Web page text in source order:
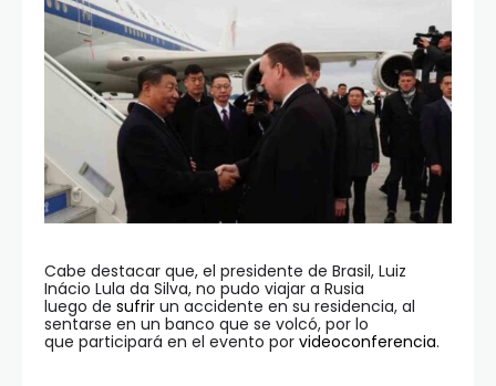
Cabe destacar que, el presidente de Brasil, Luiz
Inácio Lula da Silva, no pudo viajar a Rusia
luego de sufrir un accidente en su residencia, al
sentarse en un banco que se volcó, por lo
que participará en el evento por videoconferencia.